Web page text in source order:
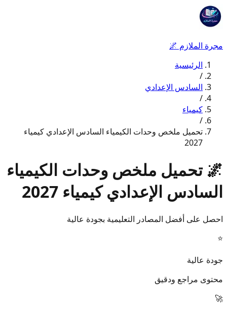
مجرة الملازم 🌌
الرئيسية
/
السادس الإعدادي
/
كيمياء
/
تحميل ملخص وحدات الكيمياء السادس الإعدادي كيمياء
2027
🌌 تحميل ملخص وحدات الكيمياء
السادس الإعدادي كيمياء 2027
احصل على أفضل المصادر التعليمية بجودة عالية
⭐
جودة عالية
محتوى مراجع ودقيق
🚀